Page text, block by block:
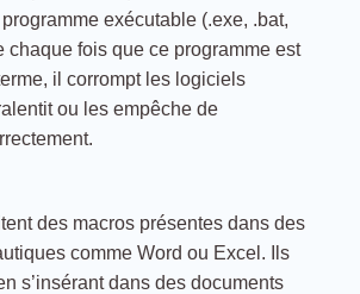
exécutable (.exe, .bat,
chaque fois que ce programme est
il corrompt les logiciels
ou les empêche de
des macros présentes dans des
comme Word ou Excel. Ils
s’insérant dans des documents